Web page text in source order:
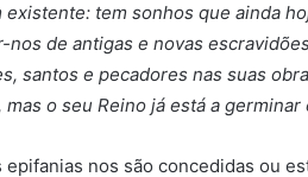
existente: tem sonhos que ainda
nos de antigas e novas
santos e pecadores nas suas
mas o seu Reino já está a germinar
epifanias nos são concedidas ou